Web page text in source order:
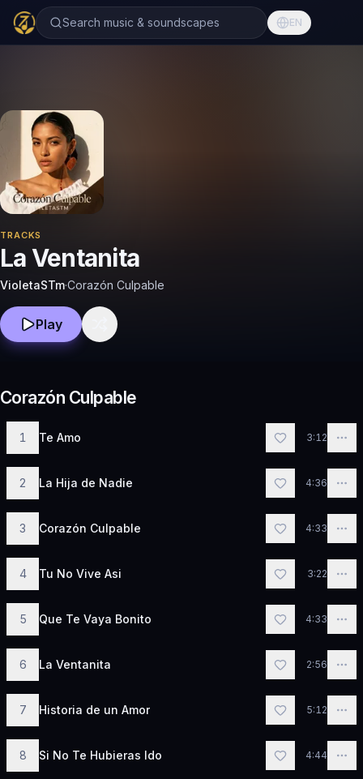
Search music & soundscapes EN
TRACKS
La Ventanita
VioletaSTm·Corazón Culpable
Play
Corazón Culpable
1 Te Amo 3:12
2 La Hija de Nadie 4:36
3 Corazón Culpable 4:33
4 Tu No Vive Asi 3:22
5 Que Te Vaya Bonito 4:33
6 La Ventanita 2:56
7 Historia de un Amor 5:12
8 Si No Te Hubieras Ido 4:44